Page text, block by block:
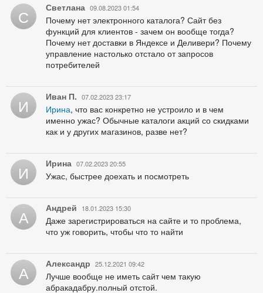
С Светлана 09.08.2023 01:54
Почему нет электронного каталога? Сайт без
функций для клиентов - зачем он вообще тогда?
Почему нет доставки в Яндексе и Деливери? Почему
управление настолько отстало от запросов
потребителей
И Иван П. 07.02.2023 23:17
Ирина, что вас конкретно не устроило и в чем
именно ужас? Обычные каталоги акций со скидками
как и у других магазинов, разве нет?
И Ирина 07.02.2023 20:55
Ужас, быстрее доехать и посмотреть
А Андрей 18.01.2023 15:30
Даже зарегистрироваться на сайте и то проблема,
что уж говорить, чтобы что то найти
А Александр 25.12.2021 09:42
Лучше вообще не иметь сайт чем такую
абракадабру.полный отстой.